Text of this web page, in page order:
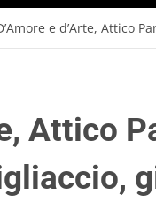
e d’Arte, Attico
Attico